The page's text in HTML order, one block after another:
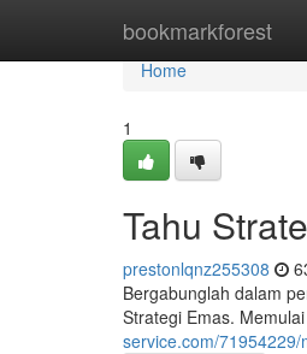
bookmarkforest
Home
Home
1
Tahu
prestonlqnz255308
Bergabunglah dalam
Strategi Emas.
service.com/